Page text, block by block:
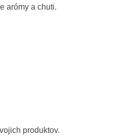
arómy a chuti.
produktov.